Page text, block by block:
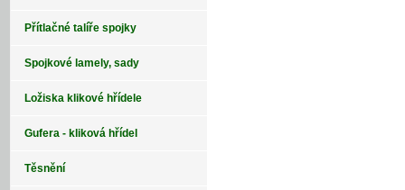
Přítlačné talíře spojky
Spojkové lamely, sady
Ložiska klikové hřídele
Gufera - kliková hřídel
Těsnění